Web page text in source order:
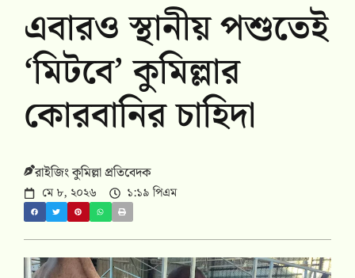
এবারও স্থানীয় পশুতেই
‘মিটবে’ কুমিল্লার
কোরবানির চাহিদা
রাইজিং কুমিল্লা প্রতিবেদক
মে ৮, ২০২৬ ১:১৯ পিএম